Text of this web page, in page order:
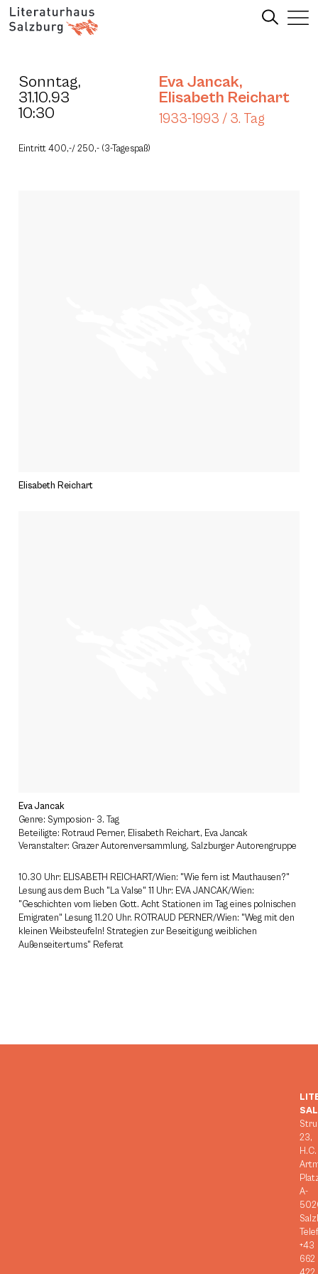
Sonntag,
31.10.93
10:30
Eva Jancak,
Elisabeth Reichart
1933-1993 / 3. Tag
Eintritt 400,-/ 250,- (3-Tagespaß)
Elisabeth Reichart
Eva Jancak
Genre: Symposion- 3. Tag
Beteiligte: Rotraud Perner, Elisabeth Reichart, Eva Jancak
Veranstalter: Grazer Autorenversammlung, Salzburger Autorengruppe
10.30 Uhr: ELISABETH REICHART/Wien: "Wie fern ist Mauthausen?"
Lesung aus dem Buch "La Valse" 11 Uhr: EVA JANCAK/Wien:
"Geschichten vom lieben Gott. Acht Stationen im Tag eines polnischen
Emigraten" Lesung 11.20 Uhr. ROTRAUD PERNER/Wien: "Weg mit den
kleinen Weibsteufeln! Strategien zur Beseitigung weiblichen
Außenseitertums" Referat
23,
H.C.
A-
+43
662